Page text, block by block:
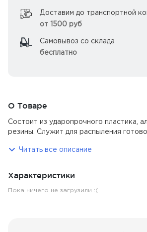
Доставим до транспортной
от 1500 руб
Самовывоз со склада
бесплатно
О Товаре
Состоит из ударопрочного пластика,
резины. Служит для распыления
Читать все описание
Характеристики
Пока ничего не загрузили :(